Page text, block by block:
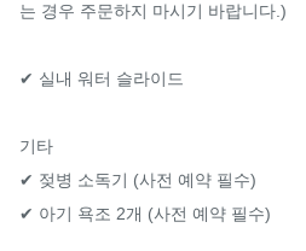
는 경우 주문하지 마시기 바랍니다.)
✔ 실내 워터 슬라이드
기타
✔ 젖병 소독기 (사전 예약 필수)
✔ 아기 욕조 2개 (사전 예약 필수)